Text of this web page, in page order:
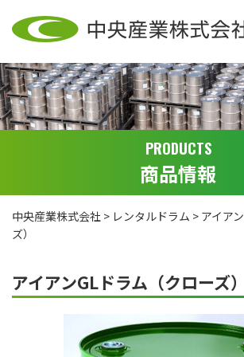
PRODUCTS
商品情報
中央産業株式会社 > レンタルドラム > アイア
ズ）
アイアンGLドラム（クローズ）